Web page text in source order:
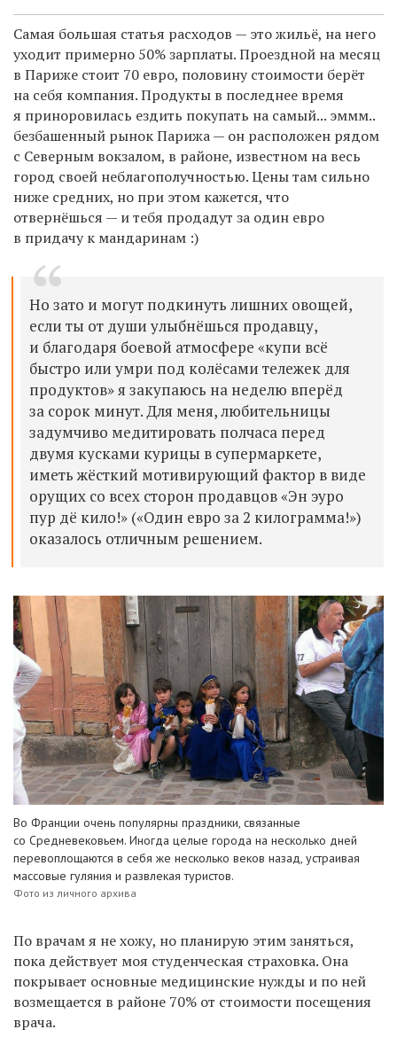
Самая большая статья расходов — это жильё, на него
уходит примерно 50% зарплаты. Проездной на месяц
в Париже стоит 70 евро, половину стоимости берёт
на себя компания. Продукты в последнее время
я приноровилась ездить покупать на самый... эммм..
безбашенный рынок Парижа — он расположен рядом
с Северным вокзалом, в районе, известном на весь
город своей неблагополучностью. Цены там сильно
ниже средних, но при этом кажется, что
отвернёшься — и тебя продадут за один евро
в придачу к мандаринам :)
Но зато и могут подкинуть лишних овощей,
если ты от души улыбнёшься продавцу,
и благодаря боевой атмосфере «купи всё
быстро или умри под колёсами тележек для
продуктов» я закупаюсь на неделю вперёд
за сорок минут. Для меня, любительницы
задумчиво медитировать полчаса перед
двумя кусками курицы в супермаркете,
иметь жёсткий мотивирующий фактор в виде
орущих со всех сторон продавцов «Эн эуро
пур дё кило!» («Один евро за 2 килограмма!»)
оказалось отличным решением.
Во Франции очень популярны праздники, связанные
со Средневековьем. Иногда целые города на несколько дней
перевоплощаются в себя же несколько веков назад, устраивая
массовые гуляния и развлекая туристов.
Фото из личного архива
По врачам я не хожу, но планирую этим заняться,
пока действует моя студенческая страховка. Она
покрывает основные медицинские нужды и по ней
возмещается в районе 70% от стоимости посещения
врача.